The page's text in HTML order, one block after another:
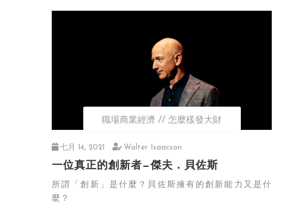
職場商業經濟 怎麼樣發大財
七月 14, 2021 Walter Isaacson
一位真正的創新者—傑夫．貝佐斯
所謂「創新」是什麼？貝佐斯擁有的創新能力又是什
麼？